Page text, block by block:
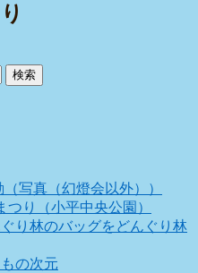
写真（幻燈会以外））
つり（小平中央公園）
ぐり林のバッグをどんぐり林
の次元